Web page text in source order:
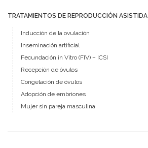
TRATAMIENTOS DE REPRODUCCIÓN ASISTIDA
Inducción de la ovulación
Inseminación artificial
Fecundación in Vitro (FIV) – ICSI
Recepción de óvulos
Congelación de óvulos
Adopción de embriones
Mujer sin pareja masculina